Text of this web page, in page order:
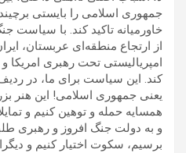
جمهوری اسلامی را بایستی
خاورمیانه تاکید کند. با سیاست
از ارتجاع منطقه‌ای عربستان،
امپریالیستی تحت رهبری امریکا
کند. این سیاست برای ما، در
یعنی جمهوری اسلامی! این هنر
همسایه حمله و توهین کنیم و
و به دولت جنگ افروز و رهبری
برسیم، سکوت اختیار کنیم و